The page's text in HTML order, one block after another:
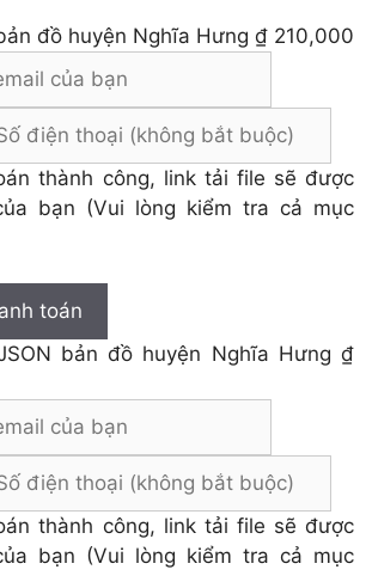
đồ huyện Nghĩa Hưng ₫ 210,000
thành công, link tải file sẽ được
bạn (Vui lòng kiểm tra cả mục
toán
bản đồ huyện Nghĩa Hưng ₫
thành công, link tải file sẽ được
bạn (Vui lòng kiểm tra cả mục